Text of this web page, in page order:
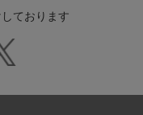
ております